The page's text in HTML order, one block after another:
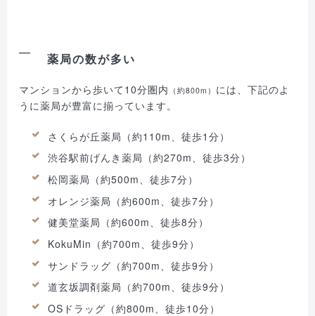
薬局の数が多い
マンションから歩いて10分圏内 （約800m） には、下記のよ
うに薬局が豊富に揃っています。
さくらが丘薬局（約110m、徒歩1分）
渋谷駅前げんき薬局（約270m、徒歩3分）
松岡薬局（約500m、徒歩7分）
オレンジ薬局（約600m、徒歩7分）
健美堂薬局（約600m、徒歩8分）
KokuMin（約700m、徒歩9分）
サンドラッグ（約700m、徒歩9分）
道玄坂調剤薬局（約700m、徒歩9分）
OSドラッグ（約800m、徒歩10分）